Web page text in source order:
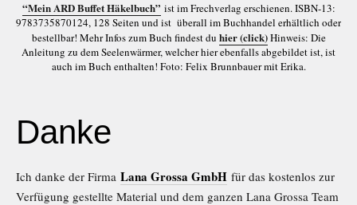
“Mein ARD Buffet Häkelbuch” ist im Frechverlag erschienen. ISBN-13:
9783735870124, 128 Seiten und ist überall im Buchhandel erhältlich oder
bestellbar! Mehr Infos zum Buch findest du hier (click)Hinweis: Die
Anleitung zu dem Seelenwärmer, welcher hier ebenfalls abgebildet ist, ist
auch im Buch enthalten! Foto: Felix Brunnbauer mit Erika.
Danke
Ich danke der Firma Lana Grossa GmbH für das kostenlos zur
Verfügung gestellte Material und dem ganzen Lana Grossa Team